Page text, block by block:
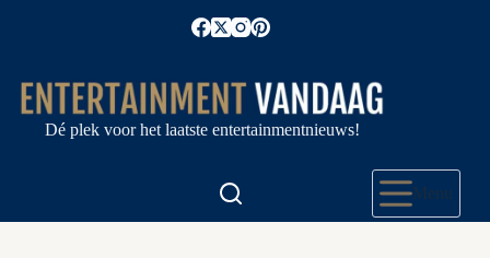
Dé plek voor het laatste entertainmentnieuws!
Menu